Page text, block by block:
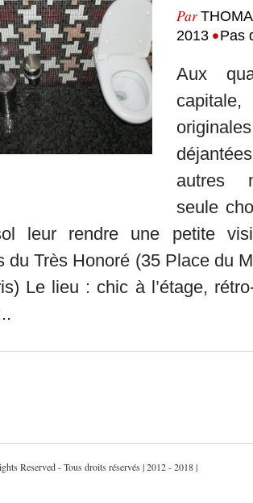
Par
2013 •Pas
Aux
autres
seule
leur rendre une petite
du Très Honoré (35 Place du
Le lieu : chic à l’étage,
Reserved - Tous droits réservés | 2012 - 2018 |